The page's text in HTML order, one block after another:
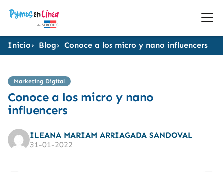
Inicio Blog Conoce a los micro y nano influencers
Marketing Digital
Conoce a los micro y nano
influencers
ILEANA MARIAM ARRIAGADA SANDOVAL
31-01-2022